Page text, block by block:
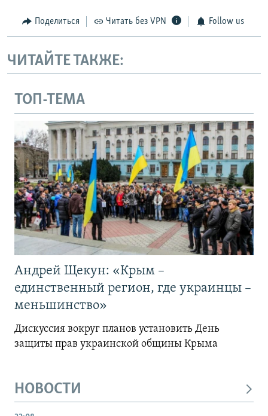
Поделиться Читать без VPN Follow us
ЧИТАЙТЕ ТАКЖЕ:
ТОП-ТЕМА
Андрей Щекун: «Крым –
единственный регион, где украинцы –
меньшинство»
Дискуссия вокруг планов установить День
защиты прав украинской общины Крыма
НОВОСТИ